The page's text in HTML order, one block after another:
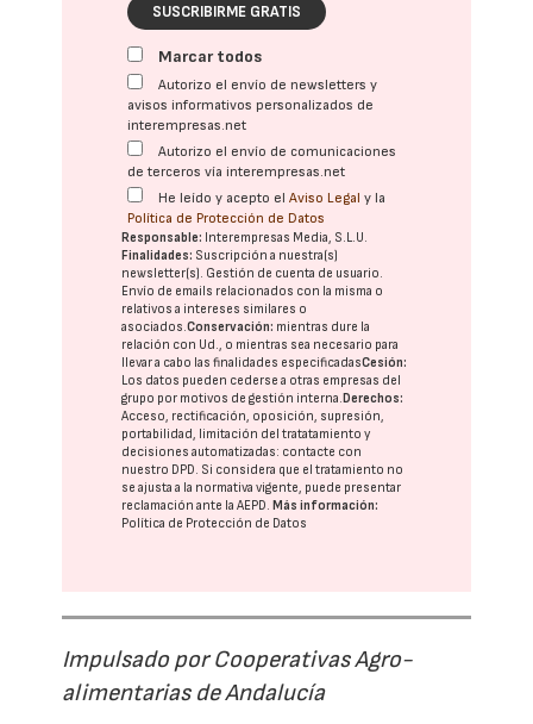
SUSCRIBIRME GRATIS
Marcar todos
Autorizo el envío de newsletters y
avisos informativos personalizados de
interempresas.net
Autorizo el envío de comunicaciones
de terceros vía interempresas.net
He leído y acepto elAviso Legal y la
Política de Protección de Datos
Responsable: Interempresas Media, S.L.U.
Finalidades: Suscripción a nuestra(s)
newsletter(s). Gestión de cuenta de usuario.
Envío de emails relacionados con la misma o
relativos a intereses similares o
asociados.Conservación: mientras dure la
relación con Ud., o mientras sea necesario para
llevar a cabo las finalidades especificadasCesión:
Los datos pueden cederse a otras empresas del
grupo por motivos de gestión interna. Derechos:
Acceso, rectificación, oposición, supresión,
portabilidad, limitación del tratatamiento y
decisiones automatizadas: contacte con
nuestro DPD. Si considera que el tratamiento no
se ajusta a la normativa vigente, puede presentar
reclamación ante laAEPD. Más información:
Política de Protección de Datos
Impulsado por Cooperativas Agro-
alimentarias de Andalucía